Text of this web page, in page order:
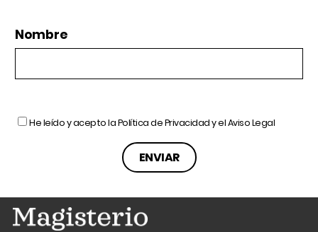
Nombre
He leído y acepto laPolítica de Privacidady elAviso Legal